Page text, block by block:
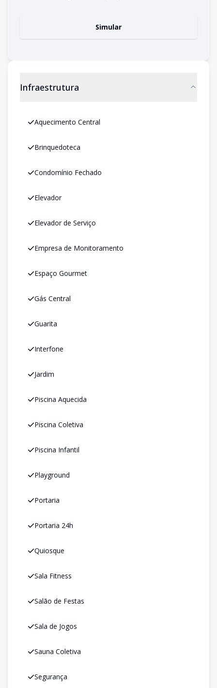
Simular
Infraestrutura
Aquecimento Central
Brinquedoteca
Condomínio Fechado
Elevador
Elevador de Serviço
Empresa de Monitoramento
Espaço Gourmet
Gás Central
Guarita
Interfone
Jardim
Piscina Aquecida
Piscina Coletiva
Piscina Infantil
Playground
Portaria
Portaria 24h
Quiosque
Sala Fitness
Salão de Festas
Sala de Jogos
Sauna Coletiva
Segurança